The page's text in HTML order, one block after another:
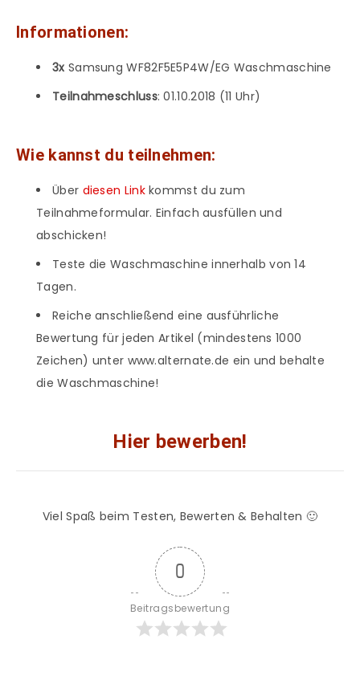
Informationen:
3x Samsung WF82F5E5P4W/EG Waschmaschine
Teilnahmeschluss: 01.10.2018 (11 Uhr)
Wie kannst du teilnehmen:
Über diesen Linkkommst du zum
Teilnahmeformular. Einfach ausfüllen und
abschicken!
Teste die Waschmaschine innerhalb von 14
Tagen.
Reiche anschließend eine ausführliche
Bewertung für jeden Artikel (mindestens 1000
Zeichen) unter www.alternate.de ein und behalte
die Waschmaschine!
Hier bewerben!
Viel Spaß beim Testen, Bewerten & Behalten 🙂
0
Beitragsbewertung